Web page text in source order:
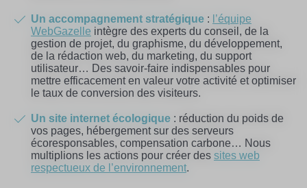
Un accompagnement stratégique : l’équipe
WebGazelle intègre des experts du conseil, de la
gestion de projet, du graphisme, du développement,
de la rédaction web, du marketing, du support
utilisateur… Des savoir-faire indispensables pour
mettre efficacement en valeur votre activité et optimiser
le taux de conversion des visiteurs.
Un site internet écologique : réduction du poids de
vos pages, hébergement sur des serveurs
écoresponsables, compensation carbone… Nous
multiplions les actions pour créer des sites web
respectueux de l’environnement.